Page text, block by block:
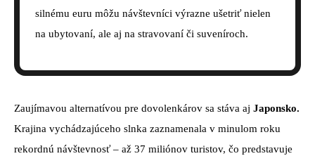
silnému euru môžu návštevníci výrazne ušetriť nielen
na ubytovaní, ale aj na stravovaní či suveníroch.
Zaujímavou alternatívou pre dovolenkárov sa stáva aj Japonsko.
Krajina vychádzajúceho slnka zaznamenala v minulom roku
rekordnú návštevnosť – až 37 miliónov turistov, čo predstavuje